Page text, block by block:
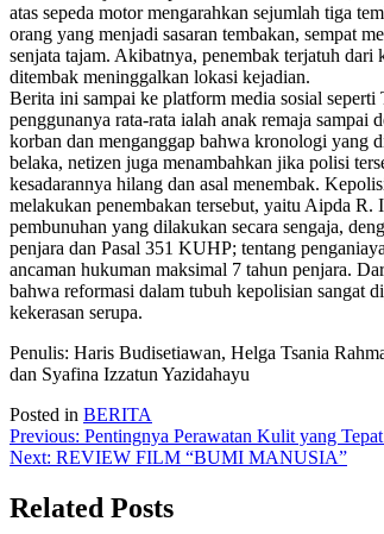
atas sepeda motor mengarahkan sejumlah tiga
orang yang menjadi sasaran tembakan, sempat
senjata tajam. Akibatnya, penembak terjatuh dari
ditembak meninggalkan lokasi kejadian.
Berita ini sampai ke platform media sosial
penggunanya rata-rata ialah anak remaja sampai
korban dan menganggap bahwa kronologi yang
belaka, netizen juga menambahkan jika polisi
kesadarannya hilang dan asal menembak.
melakukan penembakan tersebut, yaitu Aipda
pembunuhan yang dilakukan secara sengaja,
penjara dan Pasal 351 KUHP; tentang
ancaman hukuman maksimal 7 tahun penjara.
bahwa reformasi dalam tubuh kepolisian sangat
kekerasan serupa.
Penulis: Haris Budisetiawan, Helga Tsania
dan Syafina Izzatun Yazidahayu
Posted in BERITA
Post
navigation
Previous: Pentingnya Perawatan Kulit yang
Next: REVIEW FILM “BUMI MANUSIA”
Related Posts